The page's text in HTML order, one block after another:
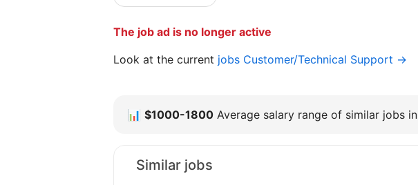
The job ad is no longer active
Look at the current jobs Customer/Technical Support →
📊 $1000-1800 Average salary range of similar jobs in
Similar jobs